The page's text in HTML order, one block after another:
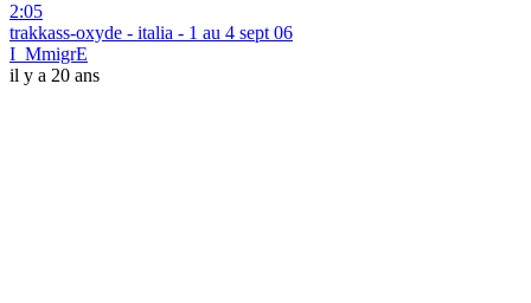
2:05
trakkass-oxyde - italia - 1 au 4 sept 06
I_MmigrE
il y a 20 ans